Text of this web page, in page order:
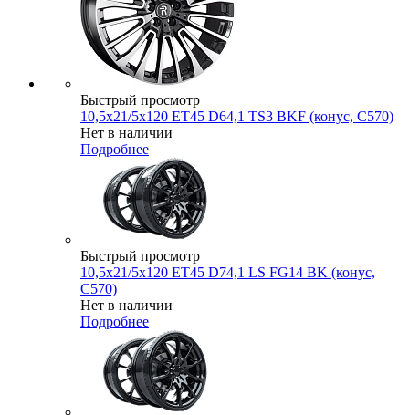
Быстрый просмотр
10,5x21/5x120 ET45 D64,1 TS3 BKF (конус, C570)
Нет в наличии
Подробнее
Быстрый просмотр
10,5x21/5x120 ET45 D74,1 LS FG14 BK (конус,
C570)
Нет в наличии
Подробнее